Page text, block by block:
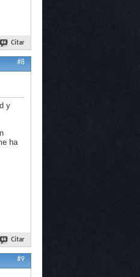
Citar
#8
y
ha
Citar
#9